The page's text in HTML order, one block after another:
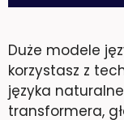
Duże modele
korzystasz z
języka
transformera,